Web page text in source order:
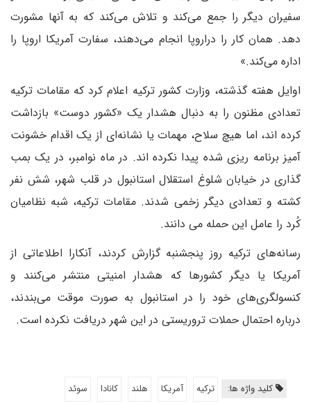
سفیران دیگر را جمع می‌کند و تلاش می‌کند که به آنها مشورت
دهد. همان کار را دراروپا انجام می‌دهند، سفارت آمریکا اروپا را
اداره می‌کند.»
اوایل هفته گذشته، وزارت کشور ترکیه اعلام کرد که مقامات ترکیه
تعدادی مظنون را به دنبال هشدار یک «کشور دوست» بازداشت
کرده اند، اما هیچ سلاح، مهمات یا نشانه‌ای از یک اقدام خشونت
آمیز برنامه ریزی شده پیدا نکرده اند. در ماه نوامبر، در یک بمب
گذاری در خیابان شلوغ استقلال استانبول در قلب شهر، شش نفر
کشته و تعدادی دیگر زخمی شدند. مقامات ترکیه، شبه نظامیان
کُرد را عامل این حمله می دانند.
رسانه‌های ترکیه روز پنجشنبه گزارش کردند، آنکارا اطلاعاتی از
آمریکا یا دیگر کشورها که هشدار امنیتی منتشر می‌کنند و
کنسولگری‌های خود را در استانبول به صورت موقت می‌بندند،
درباره احتمال حملات تروریستی در این شهر دریافت نکرده است.
کلید واژه ها: ترکیه آمریکا هلند کانادا
سوئد